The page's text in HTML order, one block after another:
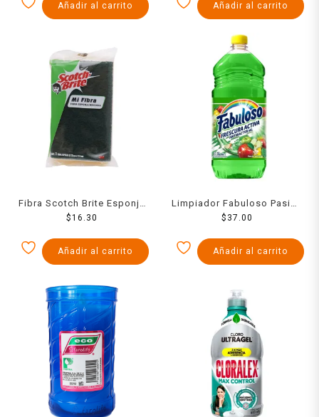
Añadir al carrito Añadir al carrito
Fibra Scotch Brite Esponja
Mediana
$16.30
Añadir al carrito
Limpiador Fabuloso Pasion
De Frutas 1000 Ml
$ 37.00
Añadir al carrito